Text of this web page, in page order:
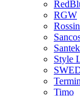
RGW
Santek
Style
Timo